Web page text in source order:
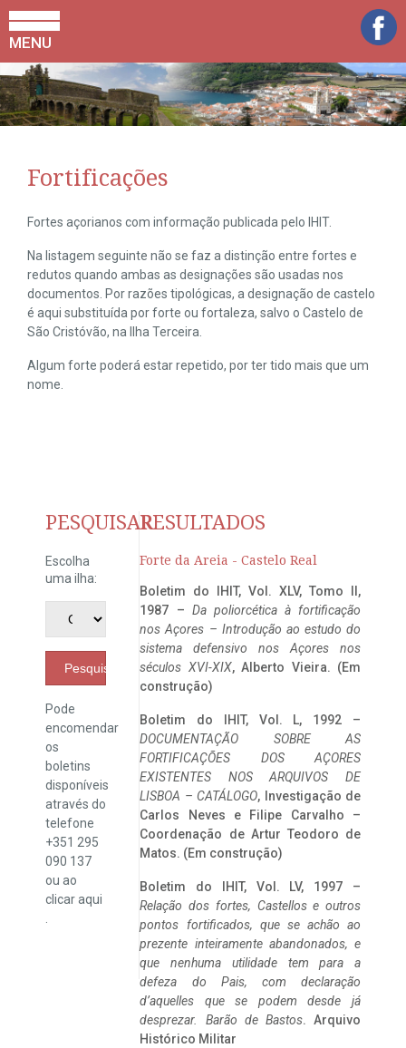
MENU
Fortificações
Fortes açorianos com informação publicada pelo IHIT.
Na listagem seguinte não se faz a distinção entre fortes e
redutos quando ambas as designações são usadas nos
documentos. Por razões tipológicas, a designação de castelo
é aqui substituída por forte ou fortaleza, salvo o Castelo de
São Cristóvão, na Ilha Terceira.
Algum forte poderá estar repetido, por ter tido mais que um
nome.
PESQUISAR
Escolha
uma ilha:
Pesquisar
Pode
encomendar
os
boletins
disponíveis
através do
telefone
+351 295
090 137
ou ao
clicaraqui
RESULTADOS
Forte da Areia - Castelo Real
Boletim do IHIT, Vol. XLV, Tomo II,
1987 – Da poliorcética à fortificação
nos Açores – Introdução ao estudo do
sistema defensivo nos Açores nos
séculos XVI-XIX, Alberto Vieira. (Em
construção)
Boletim do IHIT, Vol. L, 1992 –
DOCUMENTAÇÃO SOBRE AS
FORTIFICAÇÕES DOS AÇORES
EXISTENTES NOS ARQUIVOS DE
LISBOA – CATÁLOGO, Investigação de
Carlos Neves e Filipe Carvalho –
Coordenação de Artur Teodoro de
Matos. (Em construção)
Boletim do IHIT, Vol. LV, 1997 –
Relação dos fortes, Castellos e outros
pontos fortificados, que se achão ao
prezente inteiramente abandonados, e
que nenhuma utilidade tem para a
defeza do Pais, com declaração
d’aquelles que se podem desde já
desprezar. Barão de Bastos. Arquivo
Histórico Militar